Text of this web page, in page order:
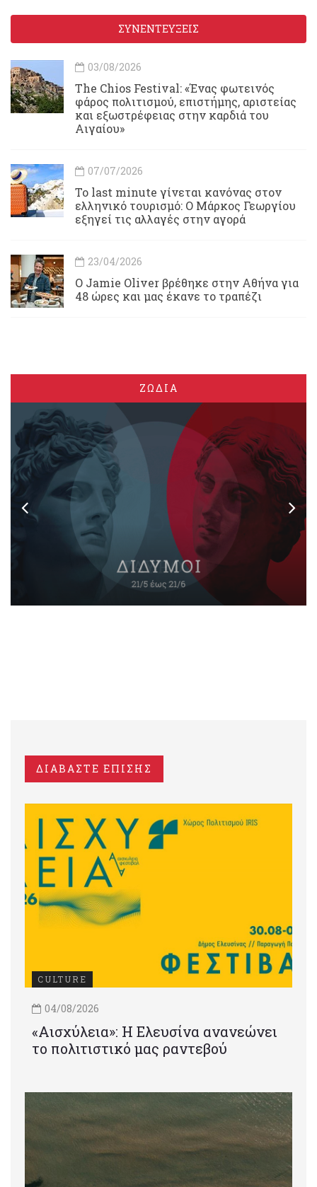
ΣΥΝΕΝΤΕΥΞΕΙΣ
03/08/2026
Τhe Chios Festival: «Ένας φωτεινός
φάρος πολιτισμού, επιστήμης, αριστείας
και εξωστρέφειας στην καρδιά του
Αιγαίου»
07/07/2026
Το last minute γίνεται κανόνας στον
ελληνικό τουρισμό: Ο Μάρκος Γεωργίου
εξηγεί τις αλλαγές στην αγορά
23/04/2026
Ο Jamie Oliver βρέθηκε στην Αθήνα για
48 ώρες και μας έκανε το τραπέζι
ΖΩΔΙΑ
ΔΙΑΒΑΣΤΕ ΕΠΙΣΗΣ
CULTURE
04/08/2026
«Αισχύλεια»: Η Ελευσίνα ανανεώνει
το πολιτιστικό μας ραντεβού